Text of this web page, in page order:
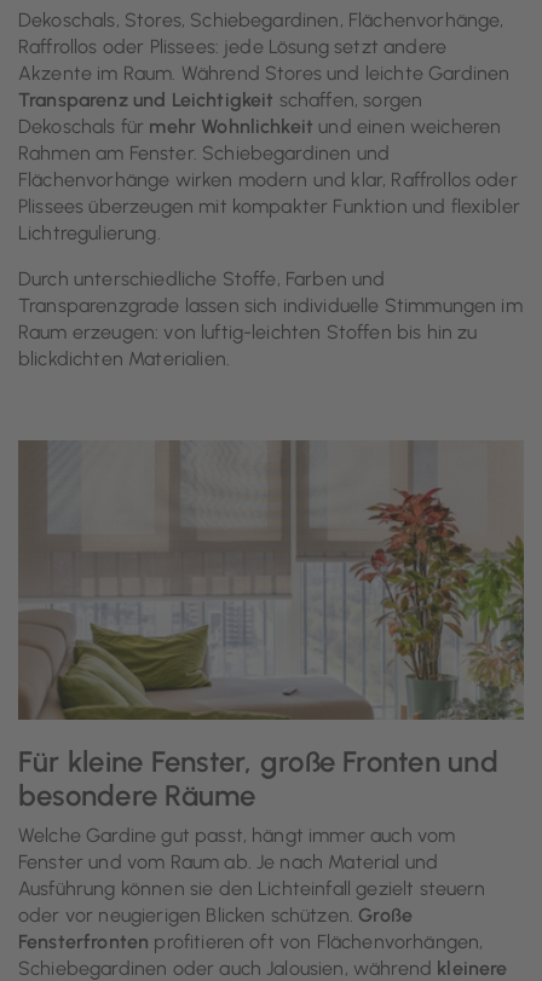
Dekoschals, Stores, Schiebegardinen, Flächenvorhänge,
Raffrollos oder Plissees: jede Lösung setzt andere
Akzente im Raum. Während Stores und leichte Gardinen
Transparenz und Leichtigkeit schaffen, sorgen
Dekoschals für mehr Wohnlichkeit und einen weicheren
Rahmen am Fenster. Schiebegardinen und
Flächenvorhänge wirken modern und klar, Raffrollos oder
Plissees überzeugen mit kompakter Funktion und flexibler
Lichtregulierung.
Durch unterschiedliche Stoffe, Farben und
Transparenzgrade lassen sich individuelle Stimmungen im
Raum erzeugen: von luftig-leichten Stoffen bis hin zu
blickdichten Materialien.
Für kleine Fenster, große Fronten und
besondere Räume
Welche Gardine gut passt, hängt immer auch vom
Fenster und vom Raum ab. Je nach Material und
Ausführung können sie den Lichteinfall gezielt steuern
oder vor neugierigen Blicken schützen. Große
Fensterfronten profitieren oft von Flächenvorhängen,
Schiebegardinen oder auch Jalousien, während kleinere